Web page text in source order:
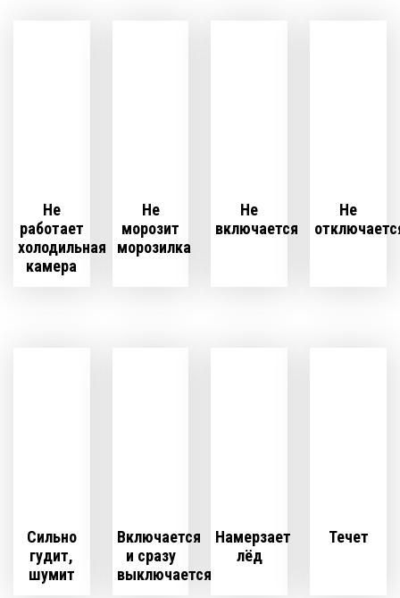
Не
работает
холодильная
камера
Не
морозит
морозилка
Не
включается
Не
Сильно
гудит,
шумит
Включается
и сразу
выключается
Намерзает
лёд
Течет